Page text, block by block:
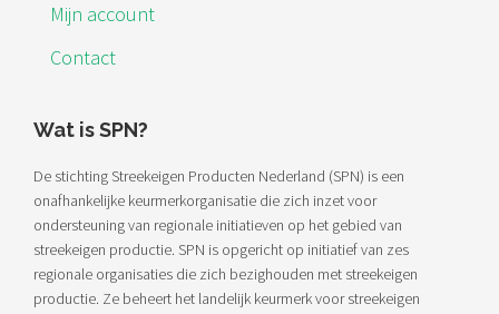
Mijn account
Contact
Wat is SPN?
De stichting Streekeigen Producten Nederland (SPN) is een
onafhankelijke keurmerkorganisatie die zich inzet voor
ondersteuning van regionale initiatieven op het gebied van
streekeigen productie. SPN is opgericht op initiatief van zes
regionale organisaties die zich bezighouden met streekeigen
productie. Ze beheert het landelijk keurmerk voor streekeigen